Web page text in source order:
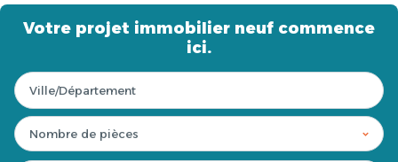
Votre projet immobilier neuf commence
ici.